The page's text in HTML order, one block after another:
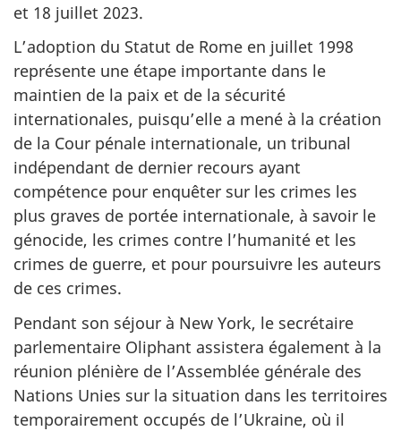
et 18 juillet 2023.
L’adoption du Statut de Rome en juillet 1998
représente une étape importante dans le
maintien de la paix et de la sécurité
internationales, puisqu’elle a mené à la création
de la Cour pénale internationale, un tribunal
indépendant de dernier recours ayant
compétence pour enquêter sur les crimes les
plus graves de portée internationale, à savoir le
génocide, les crimes contre l’humanité et les
crimes de guerre, et pour poursuivre les auteurs
de ces crimes.
Pendant son séjour à New York, le secrétaire
parlementaire Oliphant assistera également à la
réunion plénière de l’Assemblée générale des
Nations Unies sur la situation dans les territoires
temporairement occupés de l’Ukraine, où il